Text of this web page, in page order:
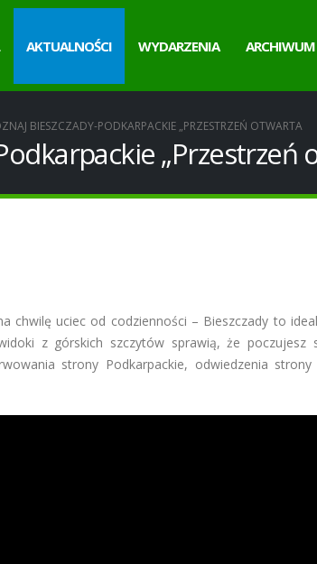
AKTUALNOŚCI WYDARZENIA ARCHIWUM
BIESZCZADY-PODKARPACKIE „PRZESTRZEŃ OTWARTA
„Przestrzeń
chwilę uciec od codzienności – Bieszczady to
z górskich szczytów sprawią, że poczujesz
strony Podkarpackie, odwiedzenia strony